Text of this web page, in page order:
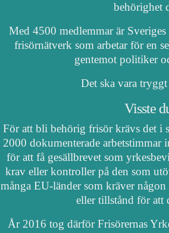
behörighet
Med 4500 medlemmar är Sveriges
frisörnätverk som arbetar för en
gentemot politiker
Det ska vara
Visste
För att bli behörig frisör krävs det i
2000 dokumenterade arbetstimmar
för att få gesällbrevet som
krav eller kontroller på den som
många EU-länder som kräver
eller tillstånd för att
År 2016 tog därför Frisörernas